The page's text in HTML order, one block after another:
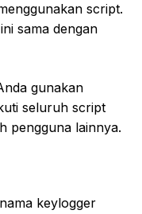
script.
sama dengan
gunakan
seluruh script
pengguna lainnya.
keylogger